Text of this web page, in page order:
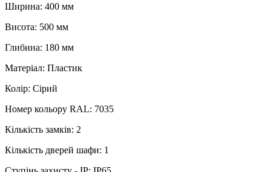
Ширина: 400 мм
Висота: 500 мм
Глибина: 180 мм
Матеріал: Пластик
Колір: Сірий
Номер кольору RAL: 7035
Кількість замків: 2
Кількість дверей шафи: 1